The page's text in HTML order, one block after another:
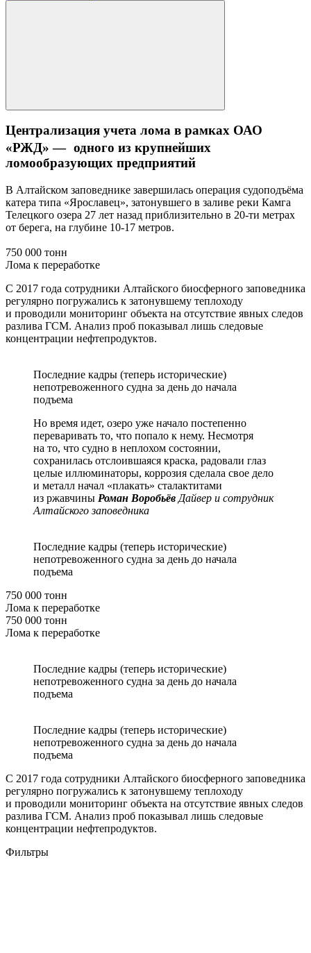
Централизация учета лома в рамках ОАО
«РЖД» — одного из крупнейших
ломообразующих предприятий
В Алтайском заповеднике завершилась операция судоподъёма
катера типа «Ярославец», затонувшего в заливе реки Камга
Телецкого озера 27 лет назад приблизительно в 20-ти метрах
от берега, на глубине 10-17 метров.
750 000 тонн
Лома к переработке
С 2017 года сотрудники Алтайского биосферного заповедника
регулярно погружались к затонувшему теплоходу
и проводили мониторинг объекта на отсутствие явных следов
разлива ГСМ. Анализ проб показывал лишь следовые
концентрации нефтепродуктов.
Последние кадры (теперь исторические)
непотревоженного судна за день до начала
подъема
Но время идет, озеро уже начало постепенно
переваривать то, что попало к нему. Несмотря
на то, что судно в неплохом состоянии,
сохранилась отслоившаяся краска, радовали глаз
целые иллюминаторы, коррозия сделала свое дело
и металл начал «плакать» сталактитами
из ржавчины Роман Воробьёв Дайвер и сотрудник
Алтайского заповедника
Последние кадры (теперь исторические)
непотревоженного судна за день до начала
подъема
750 000 тонн
Лома к переработке
750 000 тонн
Лома к переработке
Последние кадры (теперь исторические)
непотревоженного судна за день до начала
подъема
Последние кадры (теперь исторические)
непотревоженного судна за день до начала
подъема
С 2017 года сотрудники Алтайского биосферного заповедника
регулярно погружались к затонувшему теплоходу
и проводили мониторинг объекта на отсутствие явных следов
разлива ГСМ. Анализ проб показывал лишь следовые
концентрации нефтепродуктов.
Фильтры